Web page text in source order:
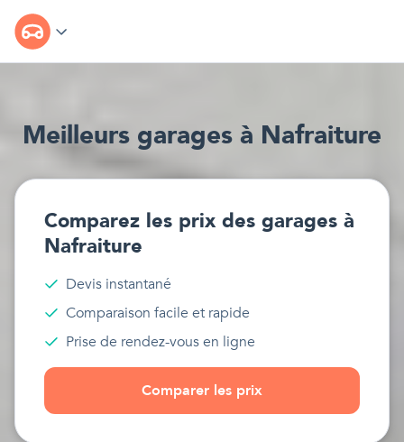
Meilleurs garages à Nafraiture
Comparez les prix des garages à
Nafraiture
Devis instantané
Comparaison facile et rapide
Prise de rendez-vous en ligne
Comparer les prix